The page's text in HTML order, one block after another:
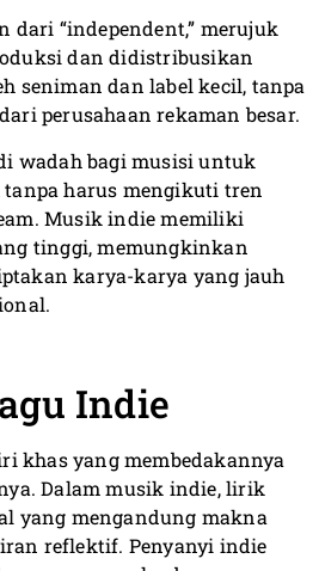
dari “independent,” merujuk
dan didistribusikan
seniman dan label kecil, tanpa
perusahaan rekaman besar.
wadah bagi musisi untuk
harus mengikuti tren
Musik indie memiliki
tinggi, memungkinkan
karya-karya yang jauh
Indie
khas yang membedakannya
Dalam musik indie, lirik
yang mengandung makna
reflektif. Penyanyi indie